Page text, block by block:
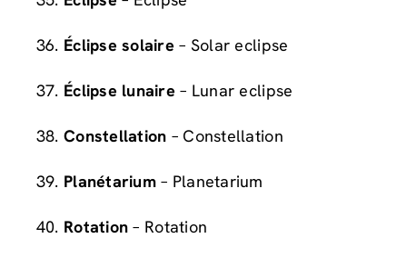
Éclipse solaire – Solar eclipse
Éclipse lunaire – Lunar eclipse
Constellation – Constellation
Planétarium– Planetarium
Rotation – Rotation